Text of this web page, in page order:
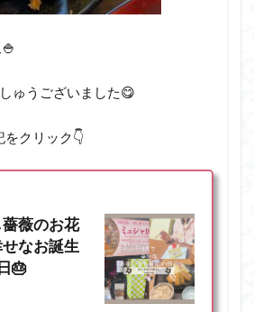
ゅうございました😋
をクリック👇
薇のお花
なお誕生
🎂